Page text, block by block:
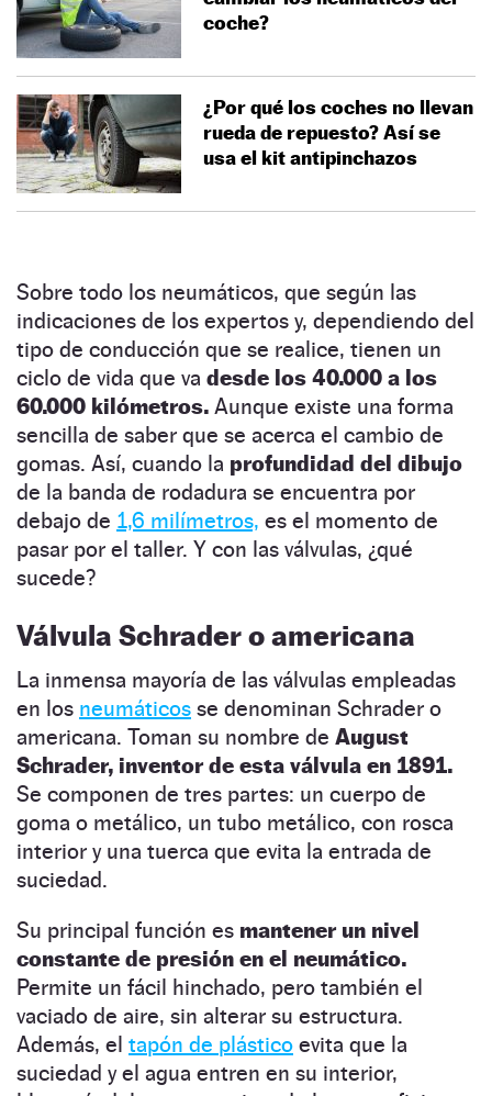
coche?
¿Por qué los coches no llevan
rueda de repuesto? Así se
usa el kit antipinchazos
Sobre todo los neumáticos, que según las
indicaciones de los expertos y, dependiendo del
tipo de conducción que se realice, tienen un
ciclo de vida que va desde los 40.000 a los
60.000 kilómetros. Aunque existe una forma
sencilla de saber que se acerca el cambio de
gomas. Así, cuando la profundidad del dibujo
de la banda de rodadura se encuentra por
debajo de 1,6 milímetros, es el momento de
pasar por el taller. Y con las válvulas, ¿qué
sucede?
Válvula Schrader o americana
La inmensa mayoría de las válvulas empleadas
en los neumáticos se denominan Schrader o
americana. Toman su nombre de August
Schrader, inventor de esta válvula en 1891.
Se componen de tres partes: un cuerpo de
goma o metálico, un tubo metálico, con rosca
interior y una tuerca que evita la entrada de
suciedad.
Su principal función es mantener un nivel
constante de presión en el neumático.
Permite un fácil hinchado, pero también el
vaciado de aire, sin alterar su estructura.
Además, el tapón de plástico evita que la
suciedad y el agua entren en su interior,